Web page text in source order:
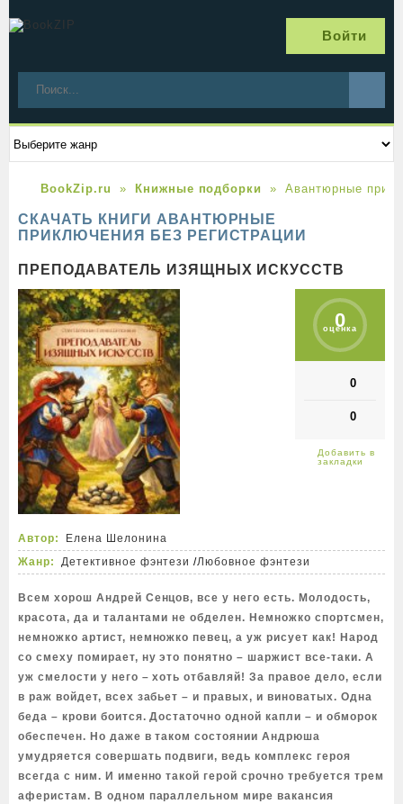
Войти
BookZip.ru Книжные подборки Авантюрные
СКАЧАТЬ КНИГИ АВАНТЮРНЫЕ
ПРИКЛЮЧЕНИЯ БЕЗ РЕГИСТРАЦИИ
ПРЕПОДАВАТЕЛЬ ИЗЯЩНЫХ ИСКУССТВ
0
оценка
0
0
Автор:
Елена Шелонина
Жанр:
Детективное фэнтези /Любовное фэнтези
Всем хорош Андрей Сенцов, все у него есть. Молодость,
красота, да и талантами не обделен. Немножко спортсмен,
немножко артист, немножко певец, а уж рисует как! Народ
со смеху помирает, ну это понятно – шаржист все-таки. А
уж смелости у него – хоть отбавляй! За правое дело, если
в раж войдет, всех забьет – и правых, и виноватых. Одна
беда – крови боится. Достаточно одной капли – и обморок
обеспечен. Но даже в таком состоянии Андрюша
умудряется совершать подвиги, ведь комплекс героя
всегда с ним. И именно такой герой срочно требуется трем
аферистам. В одном параллельном мире вакансия